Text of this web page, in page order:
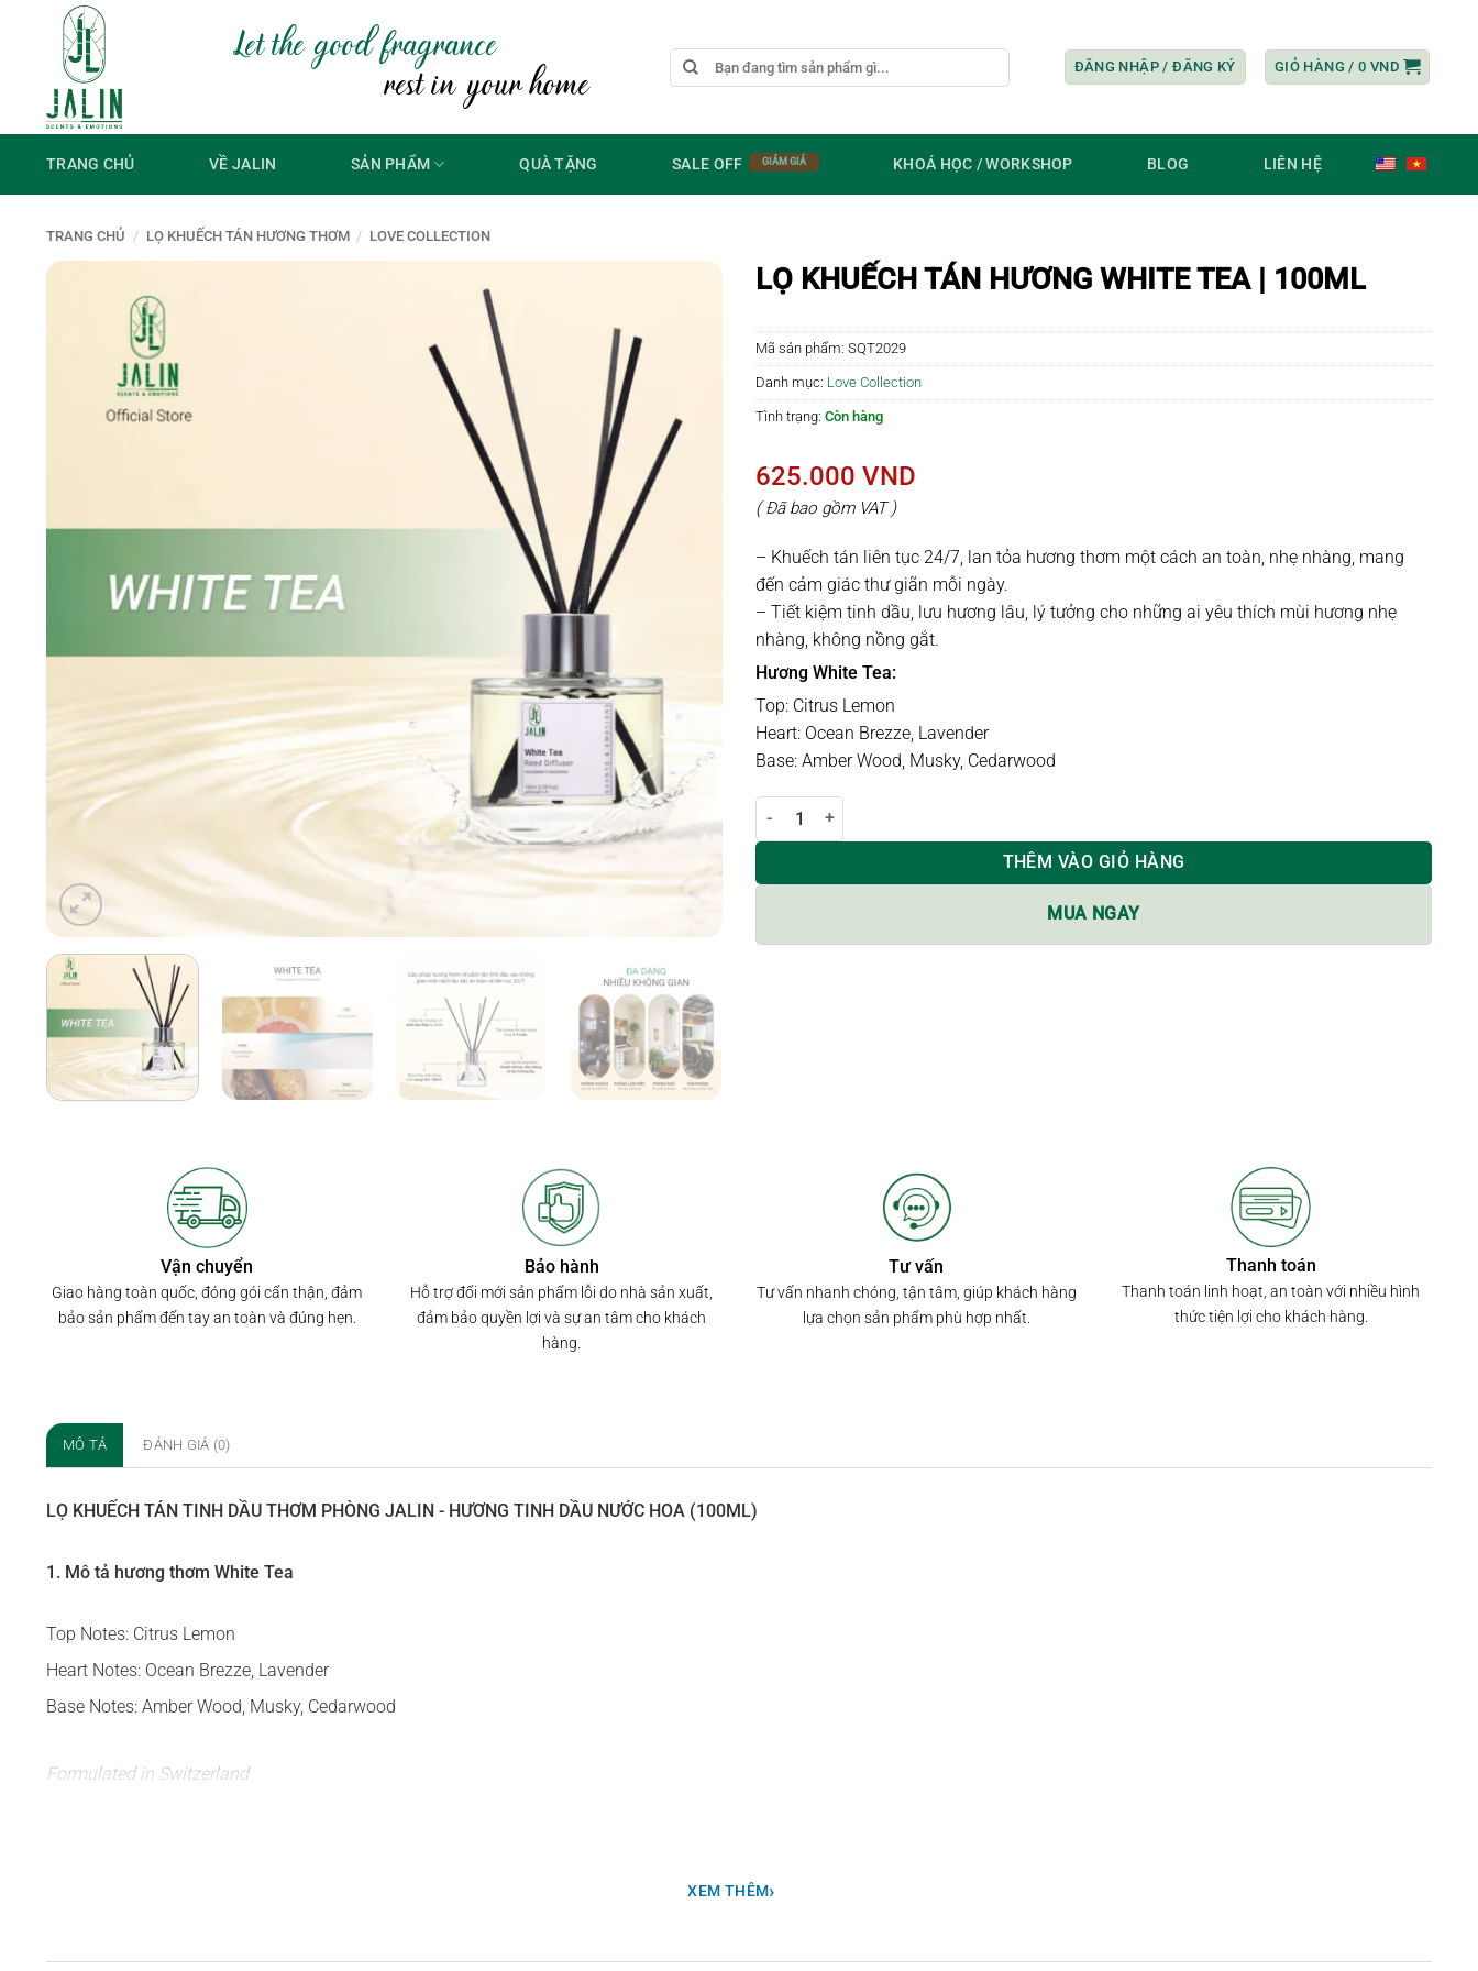
Let the good fragrance
rest in your home
Tìm
kiếm:
ĐĂNG NHẬP / ĐĂNG KÝ GIỎ HÀNG /0 VND
TRANG CHỦ VỀ JALIN SẢN PHẨM QUÀ TẶNG SALE OFF KHOÁ HỌC / WORKSHOP BLOG LIÊN HỆ
TRANG CHỦ / LỌ KHUẾCH TÁN HƯƠNG THƠM / LOVE COLLECTION
LỌ KHUẾCH TÁN HƯƠNG WHITE TEA | 100ML
Mã sản phẩm: SQT2029
Danh mục: Love Collection
Tình trạng: Còn hàng
625.000 VND
( Đã bao gồm VAT )
– Khuếch tán liên tục 24/7, lan tỏa hương thơm một cách an toàn, nhẹ nhàng, mang
đến cảm giác thư giãn mỗi ngày.
– Tiết kiệm tinh dầu, lưu hương lâu, lý tưởng cho những ai yêu thích mùi hương nhẹ
nhàng, không nồng gắt.
Hương White Tea:
Top: Citrus Lemon
Heart: Ocean Brezze, Lavender
Base: Amber Wood, Musky, Cedarwood
Lọ khuếch tán hương WHITE TEA | 100ml số lượng
THÊM VÀO GIỎ HÀNG
MUA NGAY
Vận chuyển
Giao hàng toàn quốc, đóng gói cẩn thận, đảm
bảo sản phẩm đến tay an toàn và đúng hẹn.
Bảo hành
Hỗ trợ đổi mới sản phẩm lỗi do nhà sản xuất,
đảm bảo quyền lợi và sự an tâm cho khách
hàng.
Tư vấn
Tư vấn nhanh chóng, tận tâm, giúp khách hàng
lựa chọn sản phẩm phù hợp nhất.
Thanh toán
Thanh toán linh hoạt, an toàn với nhiều hình
thức tiện lợi cho khách hàng.
MÔ TẢ ĐÁNH GIÁ (0)
LỌ KHUẾCH TÁN TINH DẦU THƠM PHÒNG JALIN - HƯƠNG TINH DẦU NƯỚC HOA (100ML)
1. Mô tả hương thơm White Tea
Top Notes: Citrus Lemon
Heart Notes: Ocean Brezze, Lavender
Base Notes: Amber Wood, Musky, Cedarwood
Formulated in Switzerland
XEM THÊM›